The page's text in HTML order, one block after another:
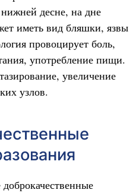
нижней десне, на дне
иметь вид бляшки, язвы
провоцирует боль,
употребление пищи.
увеличение
узлов.